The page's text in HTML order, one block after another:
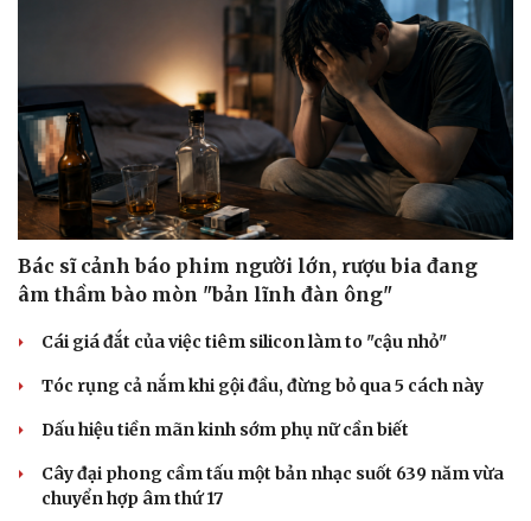
Dinh dưỡng - món ngon
Cây thuốc
Sản phụ khoa
Nhi khoa
Nam khoa
Làm đẹp - giảm cân
Phòng mạch online
Ăn sạch sống khỏe
Đời sống
Nhà đẹp
Blog
Tình yêu - Gia đình
Bác sĩ cảnh báo phim người lớn, rượu bia đang
âm thầm bào mòn "bản lĩnh đàn ông"
Cái giá đắt của việc tiêm silicon làm to "cậu nhỏ"
Tóc rụng cả nắm khi gội đầu, đừng bỏ qua 5 cách này
Dấu hiệu tiền mãn kinh sớm phụ nữ cần biết
Cây đại phong cầm tấu một bản nhạc suốt 639 năm vừa
chuyển hợp âm thứ 17